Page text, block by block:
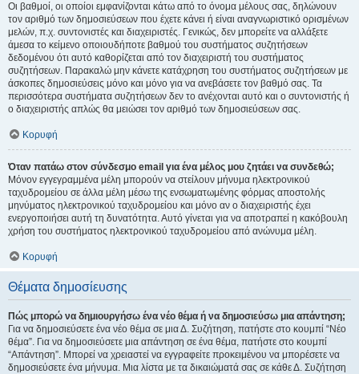
Οι βαθμοί, οι οποίοι εμφανίζονται κάτω από το όνομα μέλους σας, δηλώνουν
τον αριθμό των δημοσιεύσεων που έχετε κάνει ή είναι αναγνωριστικό ορισμένων
μελών, π.χ. συντονιστές και διαχειριστές. Γενικώς, δεν μπορείτε να αλλάξετε
άμεσα το κείμενο οποιουδήποτε βαθμού του συστήματος συζητήσεων
δεδομένου ότι αυτό καθορίζεται από τον διαχειριστή του συστήματος
συζητήσεων. Παρακαλώ μην κάνετε κατάχρηση του συστήματος συζητήσεων με
άσκοπες δημοσιεύσεις μόνο και μόνο για να ανεβάσετε τον βαθμό σας. Τα
περισσότερα συστήματα συζητήσεων δεν το ανέχονται αυτό και ο συντονιστής ή
ο διαχειριστής απλώς θα μειώσει τον αριθμό των δημοσιεύσεων σας.
Κορυφή
Όταν πατάω στον σύνδεσμο email για ένα μέλος μου ζητάει να συνδεθώ;
Μόνον εγγεγραμμένα μέλη μπορούν να στείλουν μήνυμα ηλεκτρονικού
ταχυδρομείου σε άλλα μέλη μέσω της ενσωματωμένης φόρμας αποστολής
μηνύματος ηλεκτρονικού ταχυδρομείου και μόνο αν ο διαχειριστής έχει
ενεργοποιήσει αυτή τη δυνατότητα. Αυτό γίνεται για να αποτραπεί η κακόβουλη
χρήση του συστήματος ηλεκτρονικού ταχυδρομείου από ανώνυμα μέλη.
Κορυφή
Θέματα δημοσίευσης
Πώς μπορώ να δημιουργήσω ένα νέο θέμα ή να δημοσιεύσω μια απάντηση;
Για να δημοσιεύσετε ένα νέο θέμα σε μια Δ. Συζήτηση, πατήστε στο κουμπί “Νέο
θέμα”. Για να δημοσιεύσετε μια απάντηση σε ένα θέμα, πατήστε στο κουμπί
“Απάντηση”. Μπορεί να χρειαστεί να εγγραφείτε προκειμένου να μπορέσετε να
δημοσιεύσετε ένα μήνυμα. Μια λίστα με τα δικαιώματά σας σε κάθε Δ. Συζήτηση